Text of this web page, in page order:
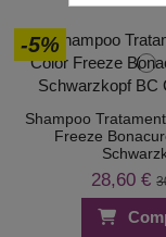
-5%
Shampoo
Freeze
28,60 €